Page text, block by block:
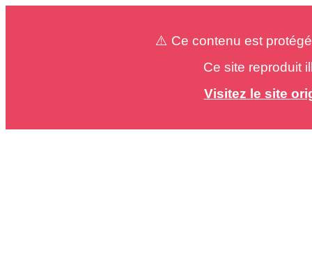
⚠️ Ce contenu est
Ce site reproduit
Visitez le site